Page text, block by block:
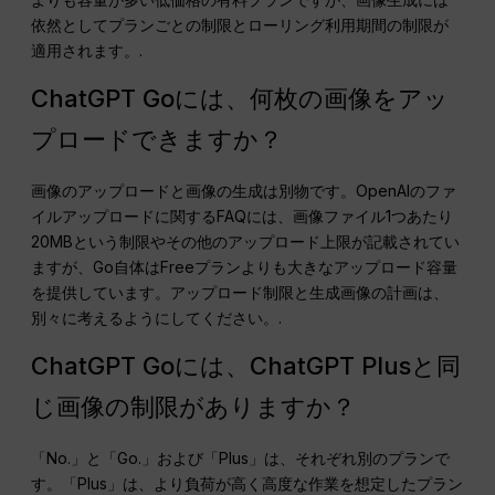
依然としてプランごとの制限とローリング利用期間の制限が
適用されます。.
ChatGPT Goには、何枚の画像をアッ
プロードできますか？
画像のアップロードと画像の生成は別物です。OpenAIのファ
イルアップロードに関するFAQには、画像ファイル1つあたり
20MBという制限やその他のアップロード上限が記載されてい
ますが、Go自体はFreeプランよりも大きなアップロード容量
を提供しています。アップロード制限と生成画像の計画は、
別々に考えるようにしてください。.
ChatGPT Goには、ChatGPT Plusと同
じ画像の制限がありますか？
「No.」と「Go.」および「Plus」は、それぞれ別のプランで
す。「Plus」は、より負荷が高く高度な作業を想定したプラン